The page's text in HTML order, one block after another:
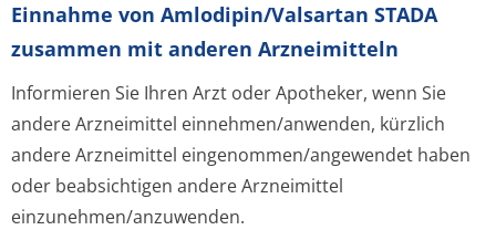
Einnahme von Amlodipin/Valsartan STADA
zusammen mit anderen Arzneimitteln
Informieren Sie Ihren Arzt oder Apotheker, wenn Sie
andere Arzneimittel einnehmen/anwenden, kürzlich
andere Arzneimittel eingenommen/an­gewendet haben
oder beabsichtigen andere Arzneimittel
einzunehmen/an­zuwenden.